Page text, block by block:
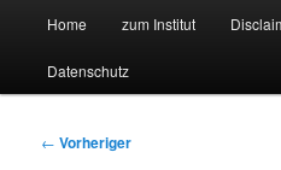
Suchmaschine
Technologie
Zum
primären
Zum
sekundären
Home zum Institut
Datenschutz
Beitragsnavigation
← Vorheriger